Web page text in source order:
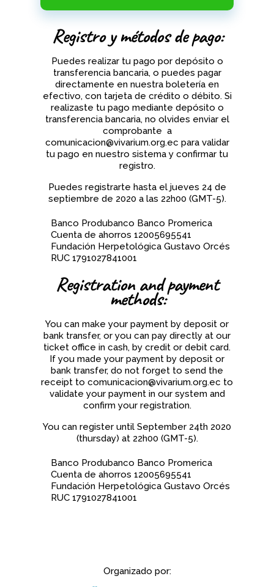
Registro y métodos de pago:
Puedes realizar tu pago por depósito o
transferencia bancaria, o puedes pagar
directamente en nuestra boletería en
efectivo, con tarjeta de crédito o débito. Si
realizaste tu pago mediante depósito o
transferencia bancaria, no olvides enviar el
comprobante a
comunicacion@vivarium.org.ec para validar
tu pago en nuestro sistema y confirmar tu
registro.
Puedes registrarte hasta el jueves 24 de
septiembre de 2020 a las 22h00 (GMT-5).
Banco Produbanco Banco Promerica
Cuenta de ahorros 12005695541
Fundación Herpetológica Gustavo Orcés
RUC 1791027841001
Registration and payment
methods:
You can make your payment by deposit or
bank transfer, or you can pay directly at our
ticket office in cash, by credit or debit card.
If you made your payment by deposit or
bank transfer, do not forget to send the
receipt to comunicacion@vivarium.org.ec to
validate your payment in our system and
confirm your registration.
You can register until September 24th 2020
(thursday) at 22h00 (GMT-5).
Banco Produbanco Banco Promerica
Cuenta de ahorros 12005695541
Fundación Herpetológica Gustavo Orcés
RUC 1791027841001
Organizado por: